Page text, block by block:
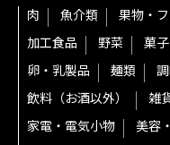
肉 魚介類 果物・
加工食品
野菜
菓
卵・乳製品
麺類
飲料（お酒以外）
雑
家電・電気小物
美容